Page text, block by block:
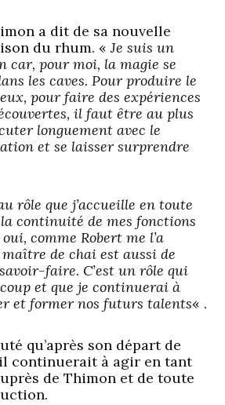
a dit de sa nouvelle
du rhum. «Je suis un
car, pour moi, la magie se
les caves. Pour produire le
pour faire des expériences
il faut être au plus
longuement avec le
et se laisser surprendre
rôle que j’accueille en toute
continuité de mes fonctions
comme Robert me l’a
de chai est aussi de
faire. C’est un rôle qui
et que je continuerai à
et former nos futurs talents« .
qu’après son départ de
continuerait à agir en tant
de Thimon et de toute